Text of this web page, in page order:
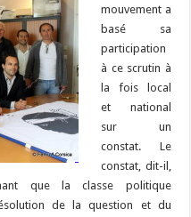
k
mouvement a
basé sa
participation
à ce scrutin à
la fois local
et national
sur un
constat. Le
constat, dit-il,
que la classe politique
de la question et du